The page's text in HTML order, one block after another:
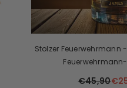
Stolzer Feuerwehrmann
€45,90